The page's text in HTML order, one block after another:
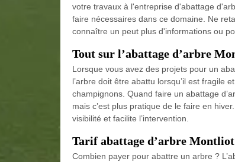
votre travaux à l'entreprise d'abattage
faire nécessaires dans ce domaine. Ne
connaître un peut plus d'informations ou
Tout sur l’abattage d’arbre
Lorsque vous avez des projets pour un
l’arbre doit être abattu lorsqu’il est fragile
champignons. Quand faire un abattage
mais c’est plus pratique de le faire en
visibilité et facilite l’intervention.
Tarif abattage d’arbre
Combien payer pour abattre un arbre ?